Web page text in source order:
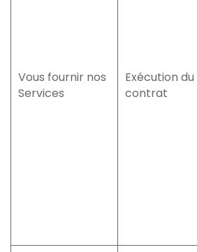
Vous fournir nos
Services
Exécution du
contrat